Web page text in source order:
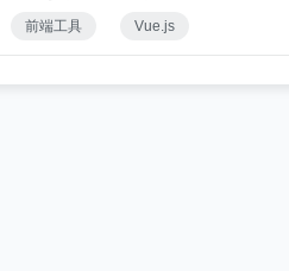
前端工具 Vue.js